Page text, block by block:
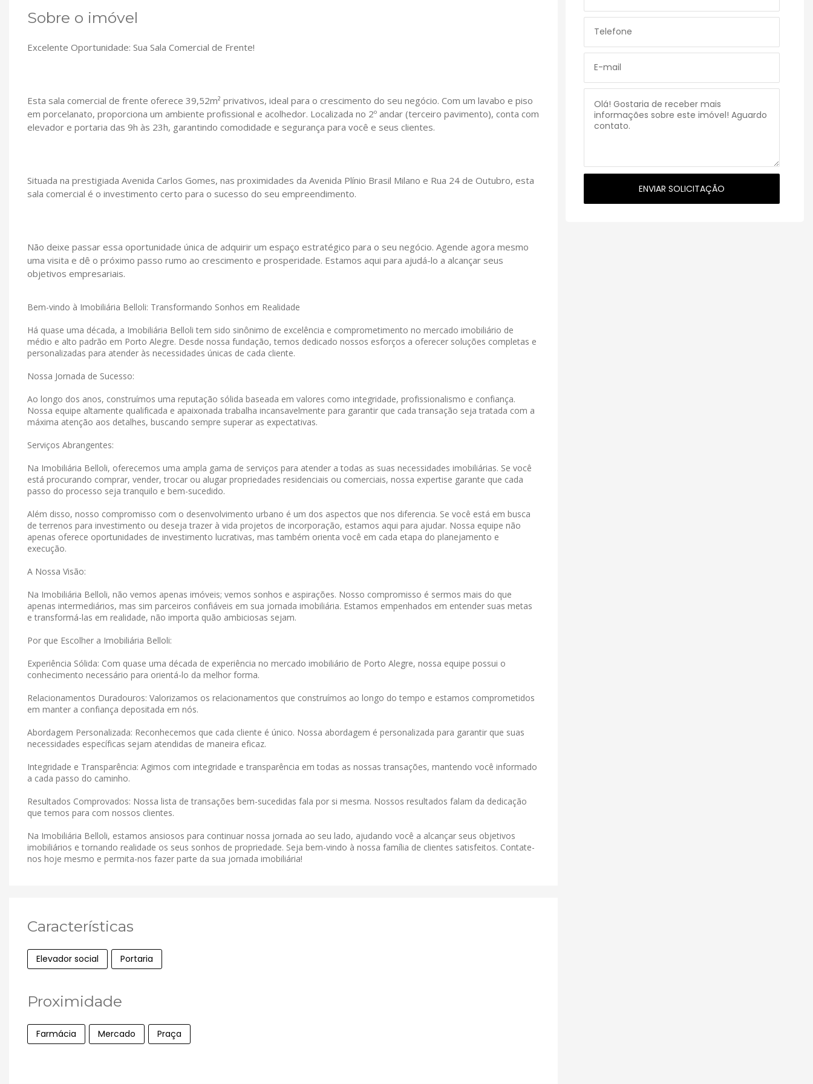
Sobre o imóvel
Excelente Oportunidade: Sua Sala Comercial de Frente!
Esta sala comercial de frente oferece 39,52m² privativos, ideal para o crescimento do seu negócio. Com um lavabo e piso
em porcelanato, proporciona um ambiente profissional e acolhedor. Localizada no 2º andar (terceiro pavimento), conta com
elevador e portaria das 9h às 23h, garantindo comodidade e segurança para você e seus clientes.
Situada na prestigiada Avenida Carlos Gomes, nas proximidades da Avenida Plínio Brasil Milano e Rua 24 de Outubro, esta
sala comercial é o investimento certo para o sucesso do seu empreendimento.
Não deixe passar essa oportunidade única de adquirir um espaço estratégico para o seu negócio. Agende agora mesmo
uma visita e dê o próximo passo rumo ao crescimento e prosperidade. Estamos aqui para ajudá-lo a alcançar seus
objetivos empresariais.
Bem-vindo à Imobiliária Belloli: Transformando Sonhos em Realidade
Há quase uma década, a Imobiliária Belloli tem sido sinônimo de excelência e comprometimento no mercado imobiliário de
médio e alto padrão em Porto Alegre. Desde nossa fundação, temos dedicado nossos esforços a oferecer soluções completas e
personalizadas para atender às necessidades únicas de cada cliente.
Nossa Jornada de Sucesso:
Ao longo dos anos, construímos uma reputação sólida baseada em valores como integridade, profissionalismo e confiança.
Nossa equipe altamente qualificada e apaixonada trabalha incansavelmente para garantir que cada transação seja tratada com a
máxima atenção aos detalhes, buscando sempre superar as expectativas.
Serviços Abrangentes:
Na Imobiliária Belloli, oferecemos uma ampla gama de serviços para atender a todas as suas necessidades imobiliárias. Se você
está procurando comprar, vender, trocar ou alugar propriedades residenciais ou comerciais, nossa expertise garante que cada
passo do processo seja tranquilo e bem-sucedido.
Além disso, nosso compromisso com o desenvolvimento urbano é um dos aspectos que nos diferencia. Se você está em busca
de terrenos para investimento ou deseja trazer à vida projetos de incorporação, estamos aqui para ajudar. Nossa equipe não
apenas oferece oportunidades de investimento lucrativas, mas também orienta você em cada etapa do planejamento e
execução.
A Nossa Visão:
Na Imobiliária Belloli, não vemos apenas imóveis; vemos sonhos e aspirações. Nosso compromisso é sermos mais do que
apenas intermediários, mas sim parceiros confiáveis ​​em sua jornada imobiliária. Estamos empenhados em entender suas metas
e transformá-las em realidade, não importa quão ambiciosas sejam.
Por que Escolher a Imobiliária Belloli:
Experiência Sólida: Com quase uma década de experiência no mercado imobiliário de Porto Alegre, nossa equipe possui o
conhecimento necessário para orientá-lo da melhor forma.
Relacionamentos Duradouros: Valorizamos os relacionamentos que construímos ao longo do tempo e estamos comprometidos
em manter a confiança depositada em nós.
Abordagem Personalizada: Reconhecemos que cada cliente é único. Nossa abordagem é personalizada para garantir que suas
necessidades específicas sejam atendidas de maneira eficaz.
Integridade e Transparência: Agimos com integridade e transparência em todas as nossas transações, mantendo você informado
a cada passo do caminho.
Resultados Comprovados: Nossa lista de transações bem-sucedidas fala por si mesma. Nossos resultados falam da dedicação
que temos para com nossos clientes.
Na Imobiliária Belloli, estamos ansiosos para continuar nossa jornada ao seu lado, ajudando você a alcançar seus objetivos
imobiliários e tornando realidade os seus sonhos de propriedade. Seja bem-vindo à nossa família de clientes satisfeitos. Contate-
nos hoje mesmo e permita-nos fazer parte da sua jornada imobiliária!
Características
Elevador social Portaria
Proximidade
Farmácia Mercado Praça